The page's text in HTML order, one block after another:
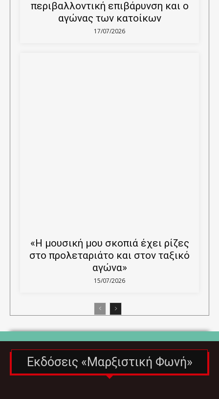
περιβαλλοντική επιβάρυνση και ο
αγώνας των κατοίκων
17/07/2026
«Η μουσική μου σκοπιά έχει ρίζες
στο προλεταριάτο και στον ταξικό
αγώνα»
15/07/2026
Εκδόσεις «Μαρξιστική Φωνή»